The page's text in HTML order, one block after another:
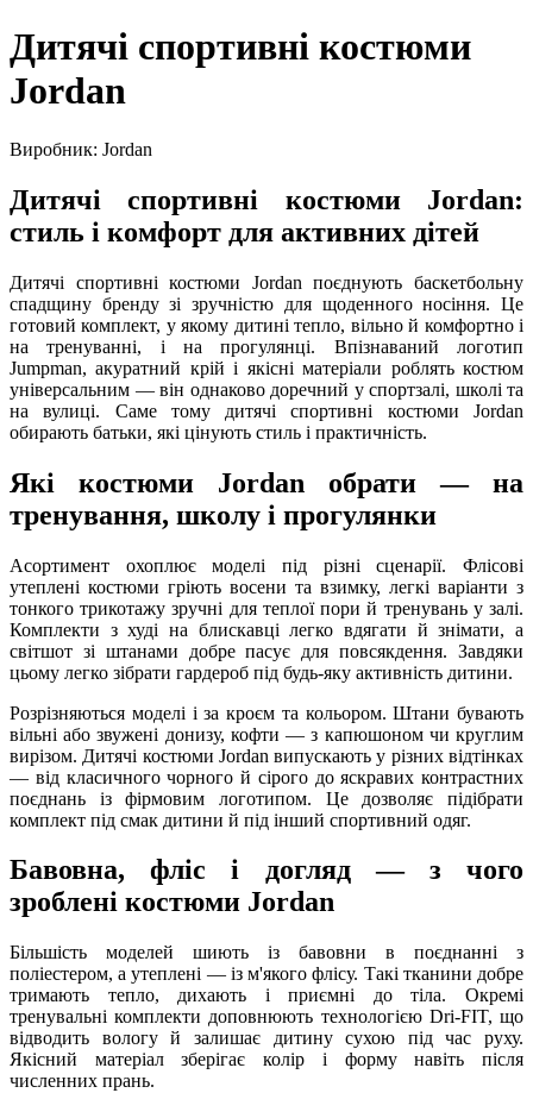
Дитячі спортивні костюми
Jordan
Виробник: Jordan
Дитячі спортивні костюми Jordan:
стиль і комфорт для активних дітей
Дитячі спортивні костюми Jordan поєднують баскетбольну
спадщину бренду зі зручністю для щоденного носіння. Це
готовий комплект, у якому дитині тепло, вільно й комфортно і
на тренуванні, і на прогулянці. Впізнаваний логотип
Jumpman, акуратний крій і якісні матеріали роблять костюм
універсальним — він однаково доречний у спортзалі, школі та
на вулиці. Саме тому дитячі спортивні костюми Jordan
обирають батьки, які цінують стиль і практичність.
Які костюми Jordan обрати — на
тренування, школу і прогулянки
Асортимент охоплює моделі під різні сценарії. Флісові
утеплені костюми гріють восени та взимку, легкі варіанти з
тонкого трикотажу зручні для теплої пори й тренувань у залі.
Комплекти з худі на блискавці легко вдягати й знімати, а
світшот зі штанами добре пасує для повсякдення. Завдяки
цьому легко зібрати гардероб під будь-яку активність дитини.
Розрізняються моделі і за кроєм та кольором. Штани бувають
вільні або звужені донизу, кофти — з капюшоном чи круглим
вирізом. Дитячі костюми Jordan випускають у різних відтінках
— від класичного чорного й сірого до яскравих контрастних
поєднань із фірмовим логотипом. Це дозволяє підібрати
комплект під смак дитини й під інший спортивний одяг.
Бавовна, фліс і догляд — з чого
зроблені костюми Jordan
Більшість моделей шиють із бавовни в поєднанні з
поліестером, а утеплені — із м'якого флісу. Такі тканини добре
тримають тепло, дихають і приємні до тіла. Окремі
тренувальні комплекти доповнюють технологією Dri-FIT, що
відводить вологу й залишає дитину сухою під час руху.
Якісний матеріал зберігає колір і форму навіть після
численних прань.